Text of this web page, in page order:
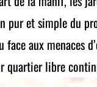
pur et simple du
face aux menaces
quartier libre